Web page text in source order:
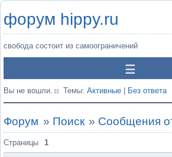
форум hippy.ru
свобода состоит из самоограничений
Вы не вошли. Темы: Активные Без ответа
Форум » Поиск » Сообщения
Страницы 1